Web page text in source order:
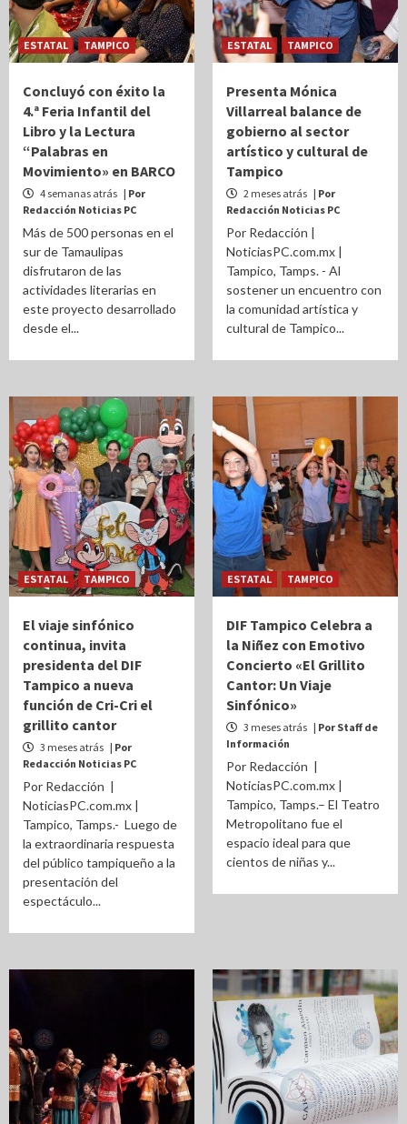
ESTATAL TAMPICO
Concluyó con éxito la
4.ª Feria Infantil del
Libro y la Lectura
“Palabras en
Movimiento» en BARCO
4 semanas atrás | Por
Redacción Noticias PC
Más de 500 personas en el
sur de Tamaulipas
disfrutaron de las
actividades literarias en
este proyecto desarrollado
desde el...
ESTATAL TAMPICO
Presenta Mónica
Villarreal balance de
gobierno al sector
artístico y cultural de
Tampico
2 meses atrás | Por
Redacción Noticias PC
Por Redacción |
NoticiasPC.com.mx |
Tampico, Tamps. - Al
sostener un encuentro con
la comunidad artística y
cultural de Tampico...
ESTATAL TAMPICO
El viaje sinfónico
continua, invita
presidenta del DIF
Tampico a nueva
función de Cri-Cri el
grillito cantor
3 meses atrás | Por
Redacción Noticias PC
Por Redacción |
NoticiasPC.com.mx |
Tampico, Tamps.- Luego de
la extraordinaria respuesta
del público tampiqueño a la
presentación del
espectáculo...
ESTATAL TAMPICO
DIF Tampico Celebra a
la Niñez con Emotivo
Concierto «El Grillito
Cantor: Un Viaje
Sinfónico»
3 meses atrás | Por Staff de
Información
Por Redacción |
NoticiasPC.com.mx |
Tampico, Tamps.– El Teatro
Metropolitano fue el
espacio ideal para que
cientos de niñas y...